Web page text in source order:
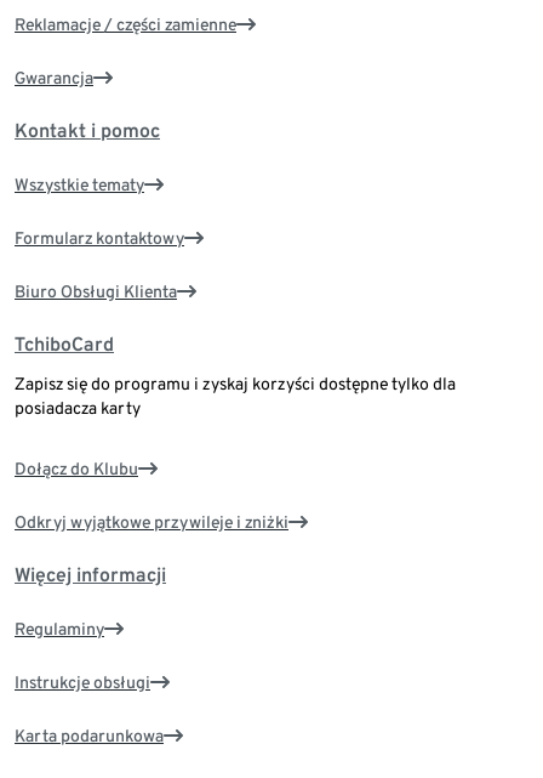
Reklamacje / części zamienne
Gwarancja
Kontakt i pomoc
Wszystkie tematy
Formularz kontaktowy
Biuro Obsługi Klienta
TchiboCard
Zapisz się do programu i zyskaj korzyści dostępne tylko dla
posiadacza karty
Dołącz do Klubu
Odkryj wyjątkowe przywileje i zniżki
Więcej informacji
Regulaminy
Instrukcje obsługi
Karta podarunkowa